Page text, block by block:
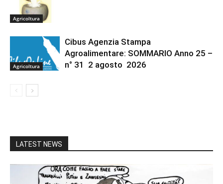
Agricoltura
Agricoltura
Cibus Agenzia Stampa
Agroalimentare: SOMMARIO Anno 25 –
n° 31 2 agosto 2026
LATEST NEWS